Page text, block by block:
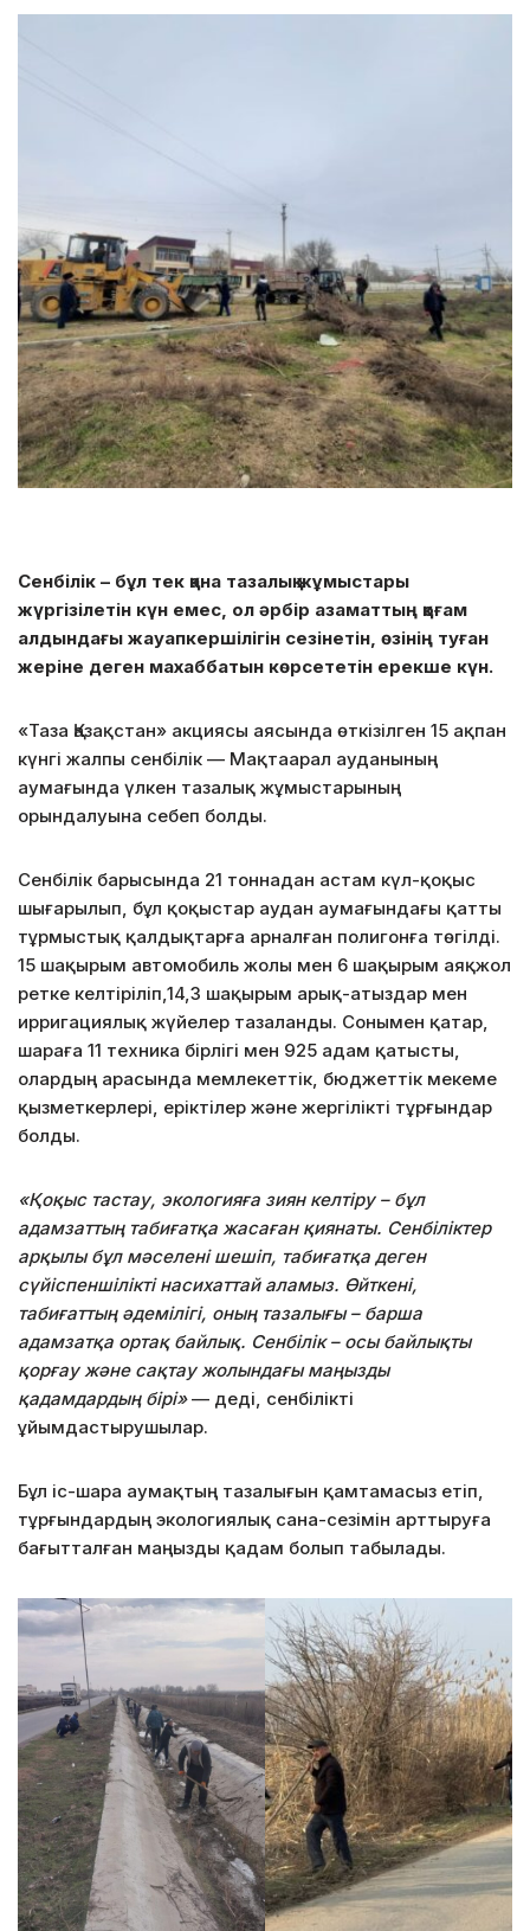
Сенбілік – бұл тек қана тазалық жұмыстары
жүргізілетін күн емес, ол әрбір азаматтың қоғам
алдындағы жауапкершілігін сезінетін, өзінің туған
жеріне деген махаббатын көрсететін ерекше күн.
«Таза Қазақстан» акциясы аясында өткізілген 15 ақпан
күнгі жалпы сенбілік — Мақтаарал ауданының
аумағында үлкен тазалық жұмыстарының
орындалуына себеп болды.
Сенбілік барысында 21 тоннадан астам күл-қоқыс
шығарылып, бұл қоқыстар аудан аумағындағы қатты
тұрмыстық қалдықтарға арналған полигонға төгілді.
15 шақырым автомобиль жолы мен 6 шақырым аяқжол
ретке келтіріліп,14,3 шақырым арық-атыздар мен
ирригациялық жүйелер тазаланды. Сонымен қатар,
шараға 11 техника бірлігі мен 925 адам қатысты,
олардың арасында мемлекеттік, бюджеттік мекеме
қызметкерлері, еріктілер және жергілікті тұрғындар
болды.
«Қоқыс тастау, экологияға зиян келтіру – бұл
адамзаттың табиғатқа жасаған қиянаты. Сенбіліктер
арқылы бұл мәселені шешіп, табиғатқа деген
сүйіспеншілікті насихаттай аламыз. Өйткені,
табиғаттың әдемілігі, оның тазалығы – барша
адамзатқа ортақ байлық. Сенбілік – осы байлықты
қорғау және сақтау жолындағы маңызды
қадамдардың бірі»— деді, сенбілікті
ұйымдастырушылар.
Бұл іс-шара аумақтың тазалығын қамтамасыз етіп,
тұрғындардың экологиялық сана-сезімін арттыруға
бағытталған маңызды қадам болып табылады.